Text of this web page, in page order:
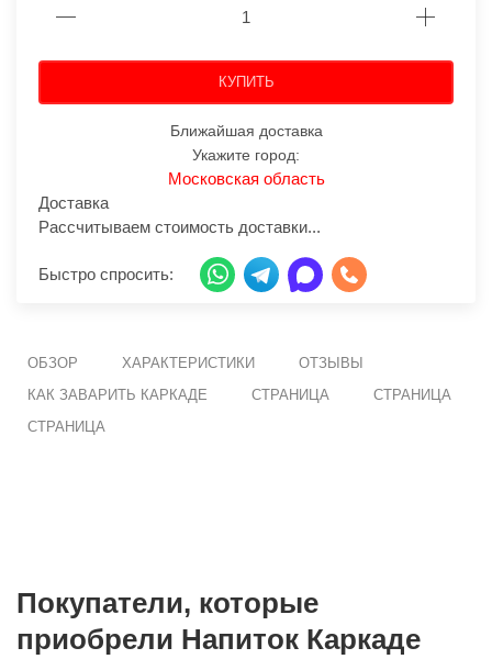
КУПИТЬ
Ближайшая доставка
Укажите город:
Московская область
Доставка
Рассчитываем стоимость доставки...
Быстро спросить:
ОБЗОР ХАРАКТЕРИСТИКИ
ОТЗЫВЫ
КАК ЗАВАРИТЬ КАРКАДЕ
СТРАНИЦА
СТРАНИЦА
СТРАНИЦА
Покупатели, которые
приобрели Напиток Каркаде